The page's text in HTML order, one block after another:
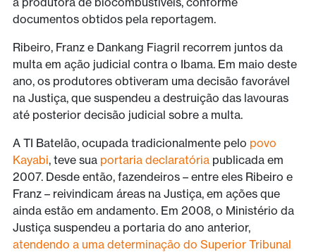
documentos obtidos pela reportagem.
Ribeiro, Franz e Dankang Fiagril recorrem juntos da
multa em ação judicial contra o Ibama. Em maio deste
ano, os produtores obtiveram uma decisão favorável
na Justiça, que suspendeu a destruição das lavouras
até posterior decisão judicial sobre a multa.
A TI Batelão, ocupada tradicionalmente pelo povo
Kayabi, teve sua portaria declaratóriapublicada em
2007. Desde então, fazendeiros – entre eles Ribeiro e
Franz – reivindicam áreas na Justiça, em ações que
ainda estão em andamento. Em 2008, o Ministério da
Justiça suspendeu a portaria do ano anterior,
atendendo a uma determinação do Superior Tribunal